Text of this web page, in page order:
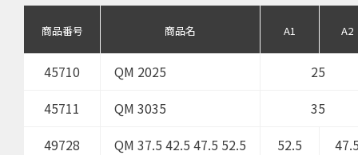
商品番号 商品名 A1 A2
45710 QM 2025
25
45711
QM 3035
35
49728
QM 37.5 42.5 47.5 52.5 52.5